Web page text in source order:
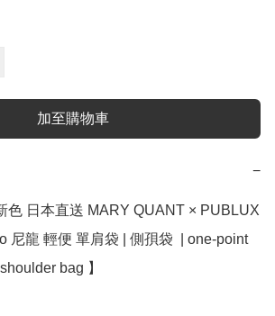
加至購物車
−
色 日本直送 MARY QUANT × PUBLUX
尼龍 輕便 單肩袋 | 側孭袋  | one-point
bag 】